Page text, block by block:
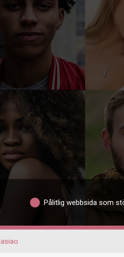
Pålitlig webbsida som